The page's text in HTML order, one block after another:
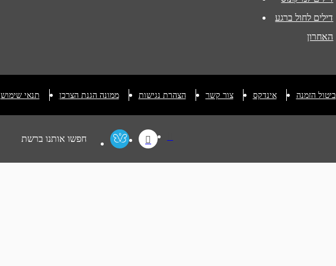
דילים לחול ברגע
האחרון
תנאי שימוש ממונה הגנת הצרכן הצהרת נגישות צור קשר אינדקס ביטול הזמנה
חפשו אותנו ברשת